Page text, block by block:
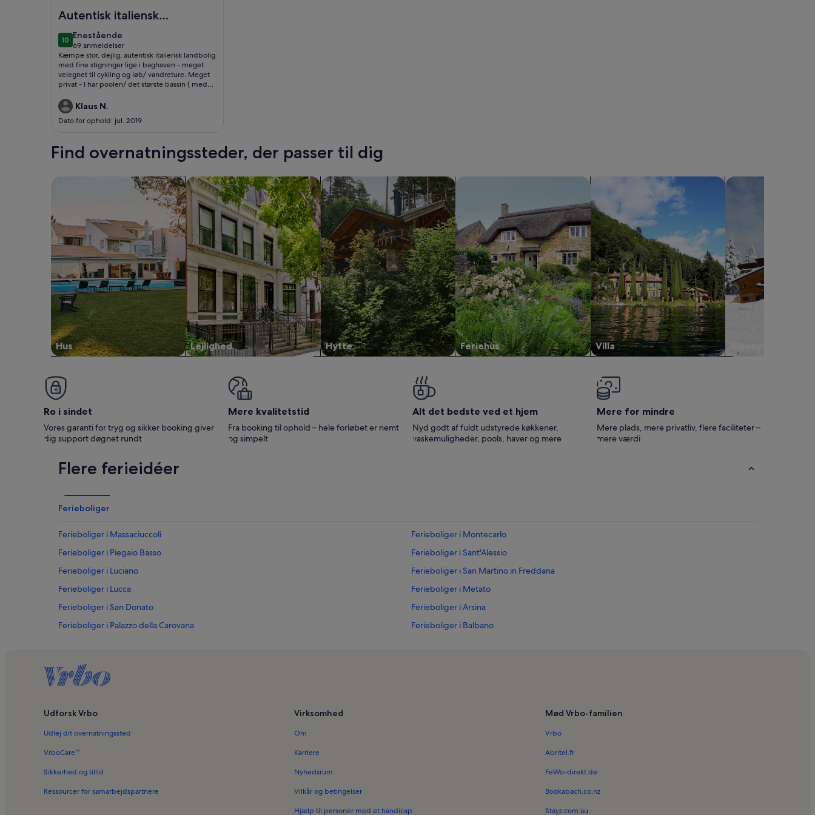
Autentisk italiensk
landidyl
1010 ud af 10
Enestående
enestående
69 anmeldelser
(69
anmeldelser)
Kæmpe stor, dejlig, autentisk italiensk landbolig
med fine stigninger lige i baghaven - meget
velegnet til cykling og løb/ vandreture. Meget
privat - I har poolen/ det største bassin ( med
hund kigger forbi. Der er måske en anelse støj
fra landevej, men det overdøves fuldstændigt
af cikaderne. Vi havde udsigt til vildt og vildsvin
hus.
Klaus N.
Dato for ophold: jul. 2019
Find overnatningssteder, der passer til dig
Hus Lejlighed
Søg efter lejligheder
Hytte
Søg efter hytter
Feriehus
Søg efter feriehuse
Villa
Søg efter villaer Søg efter alpehytter
Ro i sindet
Vores garanti for tryg og sikker booking giver
dig support døgnet rundt
Mere kvalitetstid
Fra booking til ophold – hele forløbet er nemt
og simpelt
Alt det bedste ved et hjem
Nyd godt af fuldt udstyrede køkkener,
vaskemuligheder, pools, haver og mere
Mere for mindre
Mere plads, mere privatliv, flere faciliteter –
mere værdi
Flere ferieidéer
Ferieboliger
Ferieboliger i Massaciuccoli
Ferieboliger i Montecarlo
Ferieboliger i Piegaio Basso
Ferieboliger i Sant'Alessio
Ferieboliger i Luciano
Ferieboliger i San Martino in Freddana
Ferieboliger i Lucca
Ferieboliger i Metato
Ferieboliger i San Donato
Ferieboliger i Arsina
Ferieboliger i Palazzo della Carovana
Ferieboliger i Balbano
Ferieboliger i Matraia
Ferieboliger i Valpromaro
Ferieboliger i San Ginese
Ferieboliger i Lucca Center for moderne kunst
Ferieboliger i Altopascio
Ferieboliger i Mastio della Torre Civica
Ferieboliger i Villa Bottini
Ferieboliger i Pisa Kongrespalads
Ferieboliger i Nocchi
Udforsk Vrbo
Udlej dit overnatningssted
VrboCare™
Sikkerhed og tillid
Ressourcer for samarbejdspartnere
Virksomhed
Om
Karriere
Nyhedsrum
Vilkår og betingelser
Hjælp til personer med et handicap
Mød Vrbo-familien
Vrbo
Abritel.fr
FeWo-direkt.de
Bookabach.co.nz
Stayz.com.au